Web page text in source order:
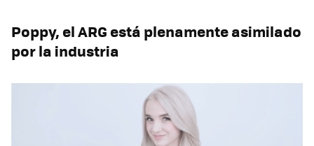
Poppy, el ARG está plenamente asimilado
por la industria